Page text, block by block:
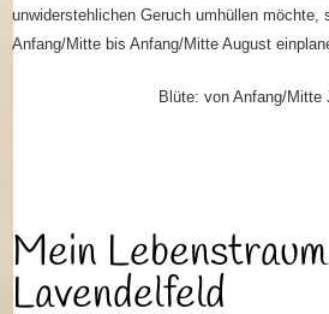
unwiderstehlichen Geruch umhüllen möchte,
Anfang/Mitte bis Anfang/Mitte August
Blüte: von Anfang/Mitte
Mein
Lavendelfeld